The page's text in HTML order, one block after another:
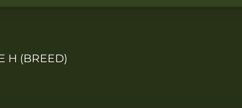
H (BREED)